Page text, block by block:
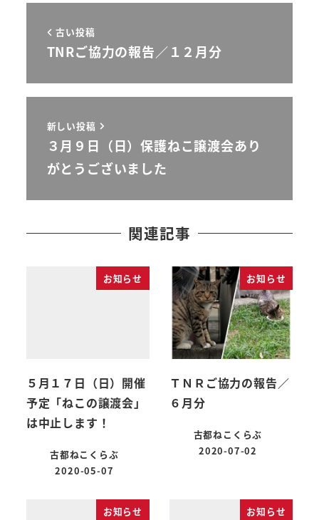
古い投稿
TNRご協力の報告／１２月分
新しい投稿
３月９日（日）保護ねこ譲渡会あり
がとうございました
関連記事
お知らせ
５月１７日（日）開催
予定「ねこの譲渡会」
は中止します！
古都ねこくらぶ
2020-05-07
お知らせ
ＴＮＲご協力の報告／
６月分
古都ねこくらぶ
2020-07-02
お知らせ お知らせ